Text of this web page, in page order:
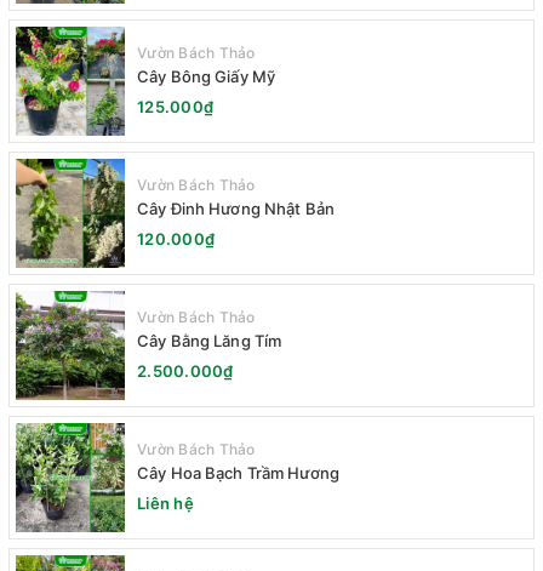
Vườn Bách Thảo
Cây Bông Giấy Mỹ
125.000₫
Vườn Bách Thảo
Cây Đinh Hương Nhật Bản
120.000₫
Vườn Bách Thảo
Cây Bằng Lăng Tím
2.500.000₫
Vườn Bách Thảo
Cây Hoa Bạch Trầm Hương
Liên hệ